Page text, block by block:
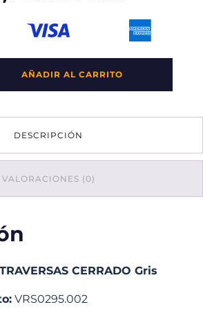
AÑADIR AL CARRITO
DESCRIPCIÓN
VALORACIONES (0)
CERRADO Gris
VRS0295.002